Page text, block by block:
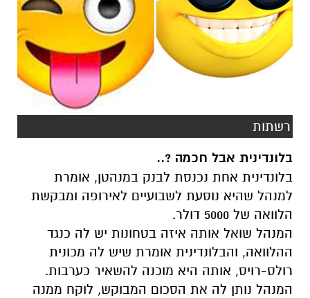
רשתות
בלונדינית אבל חכמה ?..
בלונדינית אחת נכנסת לבנק במנהטן, אומרת
למנהל שהיא נוסעת לשבועיים לאירופה ומבקשת
הלוואה של 5000 דולר.
המנהל שואל אותה איזה בטחונות יש לה כנגד
ההלוואה, והבלונדינית אומרת שיש לה מכונית
רולס-רויס, אותה היא מוכנה להשאיר כערבות.
המנהל נותן לה את הסכום המבוקש, לוקח ממנה